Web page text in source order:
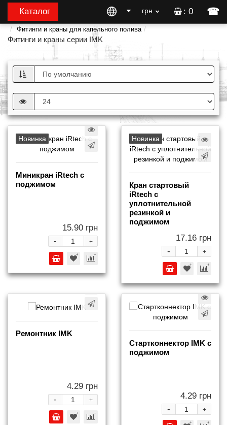
: 0 ☎
Каталог грн
Фитинги и краны для капельного полива
Фитинги и краны серии IMK
Новинка
Миникран iRtech с
поджимом
15.90 грн
+
-
Новинка
Кран стартовый
iRtech с
уплотнительной
резинкой и
поджимом
17.16 грн
+
-
Ремонтник IMK
4.29 грн
+
-
Стартконнектор IMK с
поджимом
4.29 грн
+
-